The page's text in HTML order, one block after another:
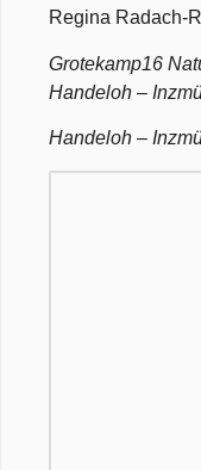
Regina Radach-
Grotekamp16
Handeloh –
Handeloh –